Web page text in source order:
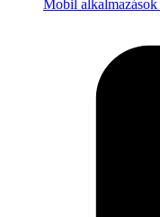
Mobil alkalmazások